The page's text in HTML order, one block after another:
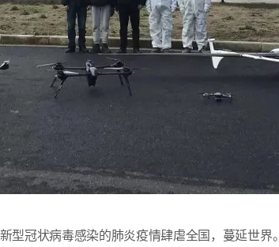
型冠状病毒感染的肺炎疫情肆虐全国，蔓延世界。